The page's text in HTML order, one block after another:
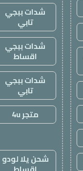
شدات ببجي
تابي
شدات ببجي
اقساط
شدات ببجي
تابي
متجر 4u
شحن يلا لودو